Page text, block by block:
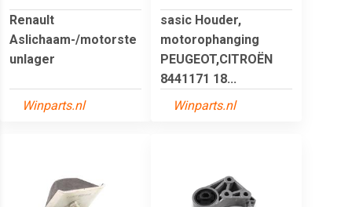
Renault
Aslichaam-/motorste
unlager
Winparts.nl
sasic Houder,
motorophanging
PEUGEOT,CITROËN
8441171 18...
Winparts.nl